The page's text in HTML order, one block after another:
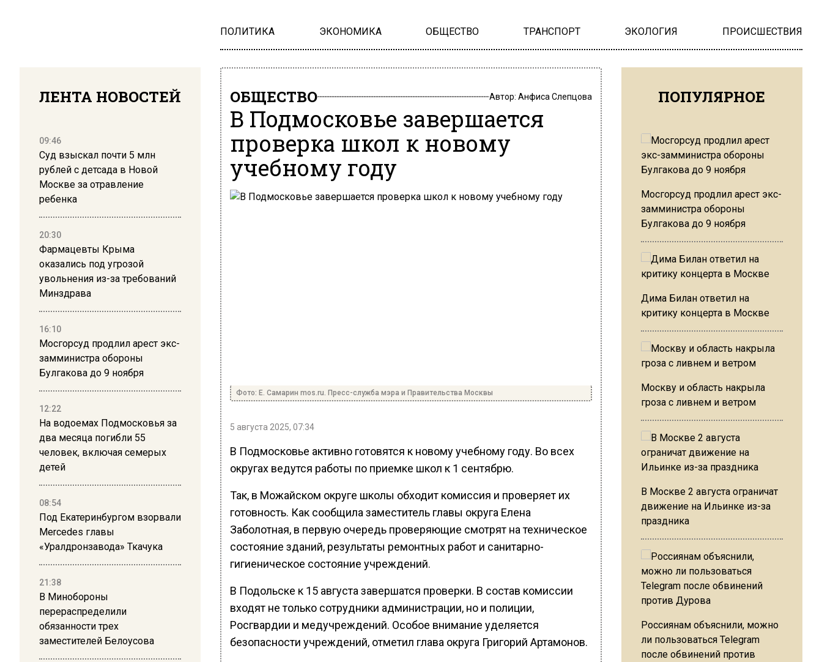
ПОЛИТИКА ЭКОНОМИКА ОБЩЕСТВО ТРАНСПОРТ ЭКОЛОГИЯ ПРОИСШЕСТВИЯ
ЛЕНТА НОВОСТЕЙ
09:46
Суд взыскал почти 5 млн
рублей с детсада в Новой
Москве за отравление
ребенка
20:30
Фармацевты Крыма
оказались под угрозой
увольнения из-за требований
Минздрава
16:10
Мосгорсуд продлил арест экс-
замминистра обороны
Булгакова до 9 ноября
12:22
На водоемах Подмосковья за
два месяца погибли 55
человек, включая семерых
детей
08:54
Под Екатеринбургом взорвали
Mercedes главы
«Уралдронзавода» Ткачука
21:38
В Минобороны
перераспределили
обязанности трех
заместителей Белоусова
ОБЩЕСТВО Автор: Анфиса Слепцова
В Подмосковье завершается
проверка школ к новому
учебному году
Фото: Е. Самарин mos.ru. Пресс-служба мэра и Правительства Москвы
5 августа 2025, 07:34
В Подмосковье активно готовятся к новому учебному году. Во всех
округах ведутся работы по приемке школ к 1 сентябрю.
Так, в Можайском округе школы обходит комиссия и проверяет их
готовность. Как сообщила заместитель главы округа Елена
Заболотная, в первую очередь проверяющие смотрят на техническое
состояние зданий, результаты ремонтных работ и санитарно-
гигиеническое состояние учреждений.
В Подольске к 15 августа завершатся проверки. В состав комиссии
входят не только сотрудники администрации, но и полиции,
Росгвардии и медучреждений. Особое внимание уделяется
безопасности учреждений, отметил глава округа Григорий Артамонов.
ПОПУЛЯРНОЕ
Мосгорсуд продлил арест экс-
замминистра обороны
Булгакова до 9 ноября
Дима Билан ответил на
критику концерта в Москве
Москву и область накрыла
гроза с ливнем и ветром
В Москве 2 августа ограничат
движение на Ильинке из-за
праздника
Россиянам объяснили, можно
ли пользоваться Telegram
после обвинений против